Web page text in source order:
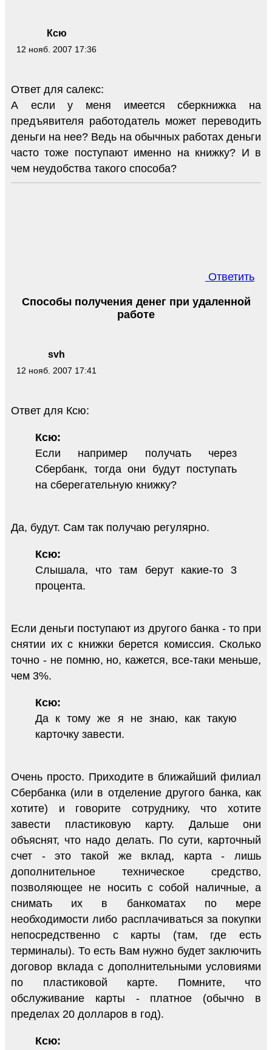
Ксю
12 нояб. 2007 17:36
Ответ для салекс:
А если у меня имеется сберкнижка на
предъявителя работодатель может переводить
деньги на нее? Ведь на обычных работах деньги
часто тоже поступают именно на книжку? И в
чем неудобства такого способа?
Ответить
svh
12 нояб. 2007 17:41
Способы получения денег при удаленной
работе
Ответ для Ксю:
Ксю:
Если например получать через
Сбербанк, тогда они будут поступать
на сберегательную книжку?
Да, будут. Сам так получаю регулярно.
Ксю:
Слышала, что там берут какие-то 3
процента.
Если деньги поступают из другого банка - то при
снятии их с книжки берется комиссия. Сколько
точно - не помню, но, кажется, все-таки меньше,
чем 3%.
Ксю:
Да к тому же я не знаю, как такую
карточку завести.
Очень просто. Приходите в ближайший филиал
Сбербанка (или в отделение другого банка, как
хотите) и говорите сотруднику, что хотите
завести пластиковую карту. Дальше они
объяснят, что надо делать. По сути, карточный
счет - это такой же вклад, карта - лишь
дополнительное техническое средство,
позволяющее не носить с собой наличные, а
снимать их в банкоматах по мере
необходимости либо расплачиваться за покупки
непосредственно с карты (там, где есть
терминалы). То есть Вам нужно будет заключить
договор вклада с дополнительными условиями
по пластиковой карте. Помните, что
обслуживание карты - платное (обычно в
пределах 20 долларов в год).
Ксю: